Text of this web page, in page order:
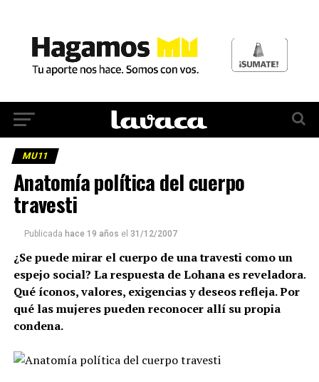
MU11
Anatomía política del cuerpo
travesti
Publicada hace 19 años el 31/12/2007
¿Se puede mirar el cuerpo de una travesti como un
espejo social? La respuesta de Lohana es reveladora.
Qué íconos, valores, exigencias y deseos refleja. Por
qué las mujeres pueden reconocer allí su propia
condena.